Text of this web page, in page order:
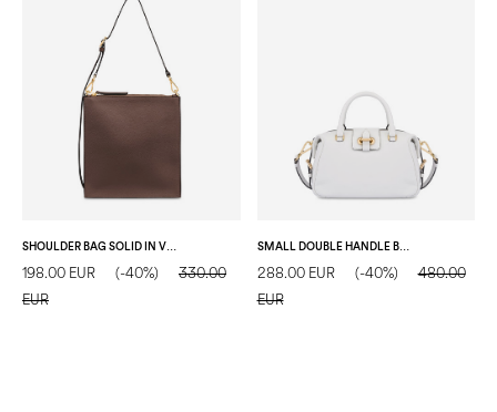
SHOULDER BAG SOLID IN VITELLO T.MORO/T.MORO
198.00 EUR (-40%)
330.00
EUR
SMALL DOUBLE HANDLE BAG FENCE IN VITELLO BOTTALATO AVORIO
288.00 EUR (-40%)
480.00
EUR